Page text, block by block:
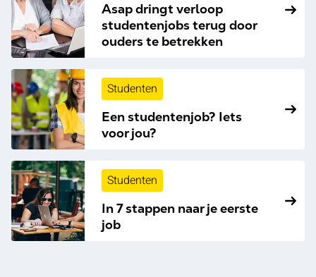
Asap dringt verloop
studentenjobs terug door
ouders te betrekken
Studenten
Een studentenjob? Iets
voor jou?
Studenten
In 7 stappen naar je eerste
job